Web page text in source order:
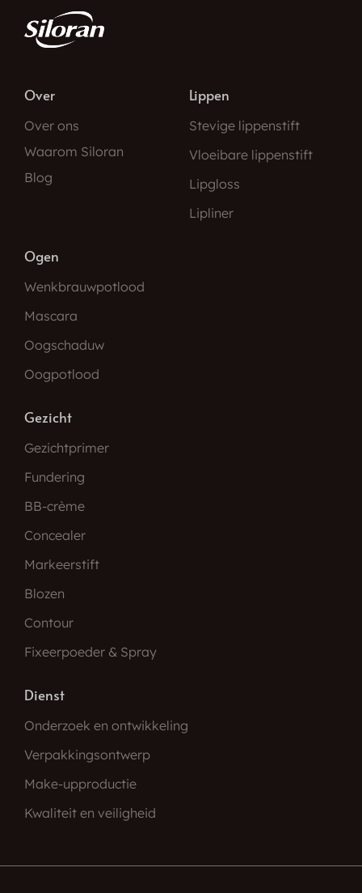
Over
Over ons
Waarom Siloran
Blog
Lippen
Stevige lippenstift
Vloeibare lippenstift
Lipgloss
Lipliner
Ogen
Wenkbrauwpotlood
Mascara
Oogschaduw
Oogpotlood
Gezicht
Gezichtprimer
Fundering
BB-crème
Concealer
Markeerstift
Blozen
Contour
Fixeerpoeder & Spray
Dienst
Onderzoek en ontwikkeling
Verpakkingsontwerp
Make-upproductie
Kwaliteit en veiligheid